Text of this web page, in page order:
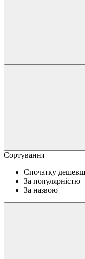
Сортування
Спочатку
За популярністю
За назвою